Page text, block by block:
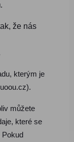
že nás
kterým je
můžete
které se
Pokud